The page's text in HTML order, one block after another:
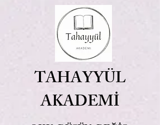
TAHAYYÜL
AKADEMİ